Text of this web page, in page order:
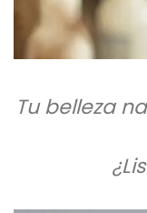
Tu belleza